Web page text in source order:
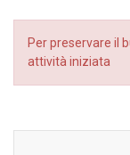
Per preservare il
attività iniziata